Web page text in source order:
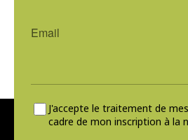
J'accepte le traitement de
cadre de mon inscription à la